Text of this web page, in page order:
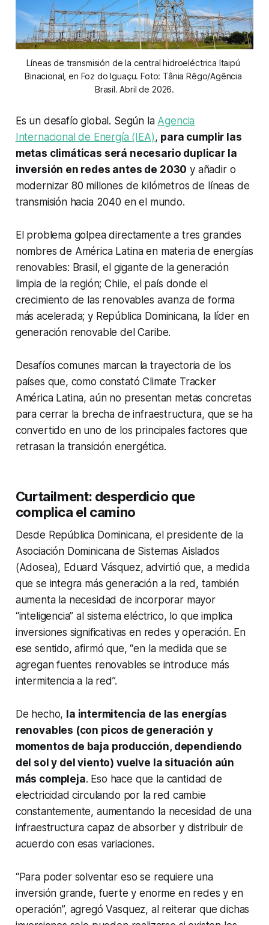
Líneas de transmisión de la central hidroeléctrica Itaipú
Binacional, en Foz do Iguaçu. Foto: Tânia Rêgo/Agência
Brasil. Abril de 2026.
Es un desafío global. Según la Agencia
Internacional de Energía (IEA), para cumplir las
metas climáticas será necesario duplicar la
inversión en redes antes de 2030 y añadir o
modernizar 80 millones de kilómetros de líneas de
transmisión hacia 2040 en el mundo.
El problema golpea directamente a tres grandes
nombres de América Latina en materia de energías
renovables: Brasil, el gigante de la generación
limpia de la región; Chile, el país donde el
crecimiento de las renovables avanza de forma
más acelerada; y República Dominicana, la líder en
generación renovable del Caribe.
Desafíos comunes marcan la trayectoria de los
países que, como constató Climate Tracker
América Latina, aún no presentan metas concretas
para cerrar la brecha de infraestructura, que se ha
convertido en uno de los principales factores que
retrasan la transición energética.
Curtailment: desperdicio que
complica el camino
Desde República Dominicana, el presidente de la
Asociación Dominicana de Sistemas Aislados
(Adosea), Eduard Vásquez, advirtió que, a medida
que se integra más generación a la red, también
aumenta la necesidad de incorporar mayor
“inteligencia” al sistema eléctrico, lo que implica
inversiones significativas en redes y operación. En
ese sentido, afirmó que, “en la medida que se
agregan fuentes renovables se introduce más
intermitencia a la red”.
De hecho, la intermitencia de las energías
renovables (con picos de generación y
momentos de baja producción, dependiendo
del sol y del viento) vuelve la situación aún
más compleja. Eso hace que la cantidad de
electricidad circulando por la red cambie
constantemente, aumentando la necesidad de una
infraestructura capaz de absorber y distribuir de
acuerdo con esas variaciones.
“Para poder solventar eso se requiere una
inversión grande, fuerte y enorme en redes y en
operación”, agregó Vasquez, al reiterar que dichas